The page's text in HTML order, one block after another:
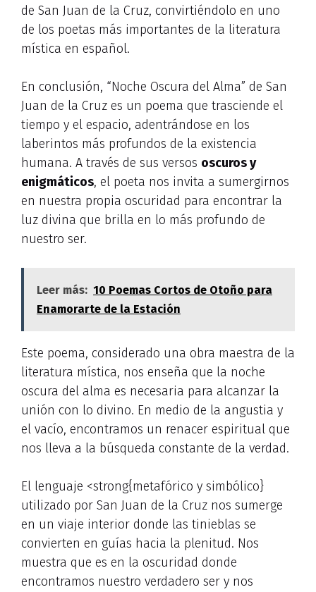
de San Juan de la Cruz, convirtiéndolo en uno
de los poetas más importantes de la literatura
mística en español.
En conclusión, “Noche Oscura del Alma” de San
Juan de la Cruz es un poema que trasciende el
tiempo y el espacio, adentrándose en los
laberintos más profundos de la existencia
humana. A través de sus versos oscuros y
enigmáticos, el poeta nos invita a sumergirnos
en nuestra propia oscuridad para encontrar la
luz divina que brilla en lo más profundo de
nuestro ser.
Leer más: 10 Poemas Cortos de Otoño para
Enamorarte de la Estación
Este poema, considerado una obra maestra de la
literatura mística, nos enseña que la noche
oscura del alma es necesaria para alcanzar la
unión con lo divino. En medio de la angustia y
el vacío, encontramos un renacer espiritual que
nos lleva a la búsqueda constante de la verdad.
El lenguaje <strong{metafórico y simbólico}
utilizado por San Juan de la Cruz nos sumerge
en un viaje interior donde las tinieblas se
convierten en guías hacia la plenitud. Nos
muestra que es en la oscuridad donde
encontramos nuestro verdadero ser y nos